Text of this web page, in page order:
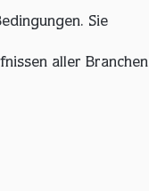
Sie
aller Branchen